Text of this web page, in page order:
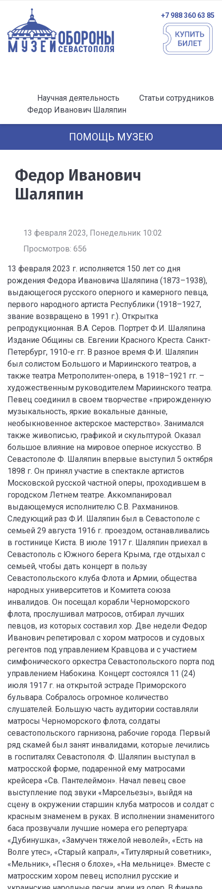
+7 988 360 63 85
Научная деятельность
Статьи сотрудников
Федор Иванович Шаляпин
ПОМОЩЬ МУЗЕЮ
Федор Иванович
Шаляпин
13 февраля 2023, Понедельник 10:02
Просмотров: 656
13 февраля 2023 г. исполняется 150 лет со дня
рождения Федора Ивановича Шаляпина (1873–1938),
выдающегося русского оперного и камерного певца,
первого народного артиста Республики (1918–1927,
звание возвращено в 1991 г.). Открытка
репродукционная. В.А. Серов. Портрет Ф.И. Шаляпина
Издание Общины св. Евгении Красного Креста. Санкт-
Петербург, 1910-е гг. В разное время Ф.И. Шаляпин
был солистом Большого и Мариинского театров, а
также театра Метрополитен-опера, в 1918–1921 гг. –
художественным руководителем Мариинского театра.
Певец соединил в своем творчестве «прирожденную
музыкальность, яркие вокальные данные,
необыкновенное актерское мастерство». Занимался
также живописью, графикой и скульптурой. Оказал
большое влияние на мировое оперное искусство. В
Севастополе Ф. Шаляпин впервые выступил 5 октября
1898 г. Он принял участие в спектакле артистов
Московской русской частной оперы, проходившем в
городском Летнем театре. Аккомпанировал
выдающемуся исполнителю С.В. Рахманинов.
Следующий раз Ф.И. Шаляпин был в Севастополе с
семьей 29 августа 1916 г. проездом, останавливались
в гостинице Киста. В июле 1917 г. Шаляпин приехал в
Севастополь с Южного берега Крыма, где отдыхал с
семьей, чтобы дать концерт в пользу
Севастопольского клуба Флота и Армии, общества
народных университетов и Комитета союза
инвалидов. Он посещал корабли Черноморского
флота, прослушивал матросов, отбирал лучших
певцов, из которых составил хор. Две недели Федор
Иванович репетировал с хором матросов и судовых
регентов под управлением Кравцова и с участием
симфонического оркестра Севастопольского порта под
управлением Набокина. Концерт состоялся 11 (24)
июля 1917 г. на открытой эстраде Приморского
бульвара. Собралось огромное количество
слушателей. Большую часть аудитории составляли
матросы Черноморского флота, солдаты
севастопольского гарнизона, рабочие города. Первый
ряд скамей был занят инвалидами, которые лечились
в госпиталях Севастополя. Ф. Шаляпин выступал в
матросской форме, подаренной ему матросами
крейсера «Св. Пантелеймон». Начал певец свое
выступление под звуки «Марсельезы», выйдя на
сцену в окружении старшин клуба матросов и солдат с
красным знаменем в руках. В исполнении знаменитого
баса прозвучали лучшие номера его репертуара:
«Дубинушка», «Замучен тяжелой неволей», «Есть на
Волге утес», «Старый капрал», «Титулярный советник»,
«Мельник», «Песня о блохе», «На мельнице». Вместе с
матросским хором певец исполнил русские и